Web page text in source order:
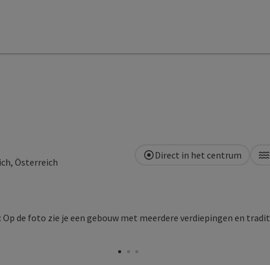
Österreich
Direct in het centrum